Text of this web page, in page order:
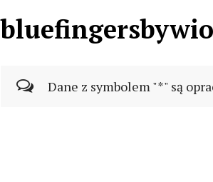
Dane z symbolem "*" są